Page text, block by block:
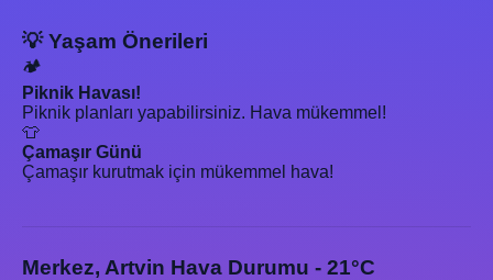
💡 Yaşam Önerileri
🏕️
Piknik Havası!
Piknik planları yapabilirsiniz. Hava mükemmel!
👕
Çamaşır Günü
Çamaşır kurutmak için mükemmel hava!
Merkez, Artvin Hava Durumu - 21°C